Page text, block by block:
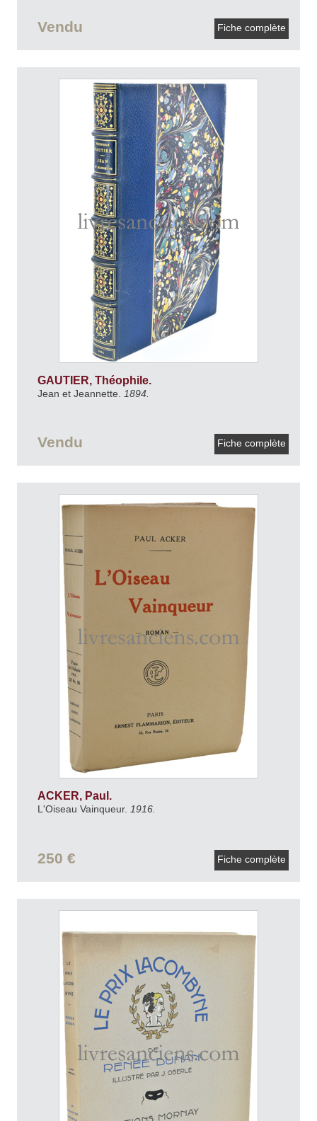
Vendu Fiche complète
GAUTIER, Théophile.
Jean et Jeannette. 1894.
Vendu Fiche complète
ACKER, Paul.
L'Oiseau Vainqueur. 1916.
250 € Fiche complète